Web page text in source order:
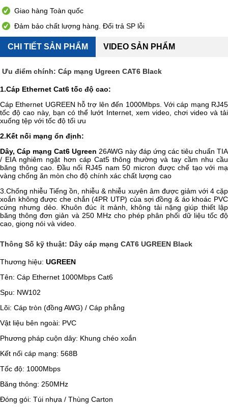
Giao hàng Toàn quốc
Đảm bảo chất lượng hàng. Đổi trả SP lỗi
CHI TIẾT SẢN PHẨM VIDEO SẢN PHẨM
Ưu điểm chính: Cáp mạng Ugreen CAT6 Black
1.Cáp Ethernet Cat6 tốc độ cao:
Cáp Ethernet UGREEN hỗ trợ lên đến 1000Mbps. Với cáp mạng RJ45
tốc độ cao này, bạn có thể lướt Internet, xem video, chơi video và tải
xuống tệp với tốc độ tối ưu
2.Kết nối mạng ổn định:
Dây, Cáp mạng Cat6 Ugreen 26AWG này đáp ứng các tiêu chuẩn TIA
/ EIA nghiêm ngặt hơn cáp Cat5 thông thường và tay cầm nhu cầu
băng thông cao. Đầu nối RJ45 nam 50 micron được chế tạo với mạ
vàng chống ăn mòn cho độ chính xác chất lượng cao
3.Chống nhiễu Tiếng ồn, nhiễu & nhiễu xuyên âm được giảm với 4 cặp
xoắn không được che chắn (4PR UTP) của sợi đồng & áo khoác PVC
cứng nhưng dẻo. Khuôn đúc ít mảnh, không tải nặng giúp thiết lập
băng thông đơn giản và 250 MHz cho phép phân phối dữ liệu tốc độ
cao, giọng nói và video.
Thông Số kỹ thuật: Dây cáp mạng CAT6 UGREEN Black
Thương hiệu: UGREEN
Tên: Cáp Ethernet 1000Mbps Cat6
Spu: NW102
Lõi: Cáp tròn (đồng AWG) / Cáp phẳng
Vật liệu bên ngoài: PVC
Phương pháp cuộn dây: Khung chéo xoắn
Kết nối cáp mạng: 568B
Tốc độ: 1000Mbps
Băng thông: 250MHz
Đóng gói: Túi nhựa / Thùng Carton